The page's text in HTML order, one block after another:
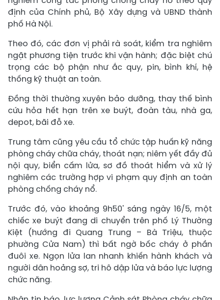
định của Chính phủ, Bộ Xây dựng và UBND thành
phố Hà Nội.
Theo đó, các đơn vị phải rà soát, kiểm tra nghiêm
ngặt phương tiện trước khi vận hành; đặc biệt chú
trọng các bộ phận như ắc quy, pin, bình khí, hệ
thống kỹ thuật an toàn.
Đồng thời thường xuyên bảo dưỡng, thay thế bình
cứu hỏa hết hạn trên xe buýt, đoàn tàu, nhà ga,
depot, bãi đỗ xe.
Trung tâm cũng yêu cầu tổ chức tập huấn kỹ năng
phòng cháy chữa cháy, thoát nạn; niêm yết đầy đủ
nội quy, biển cấm lửa, sơ đồ thoát hiểm và xử lý
nghiêm các trường hợp vi phạm quy định an toàn
phòng chống cháy nổ.
Trước đó, vào khoảng 9h50' sáng ngày 16/5, một
chiếc xe buýt đang di chuyển trên phố Lý Thường
Kiệt (hướng đi Quang Trung – Bà Triệu, thuộc
phường Cửa Nam) thì bất ngờ bốc cháy ở phần
đuôi xe. Ngọn lửa lan nhanh khiến hành khách và
người dân hoảng sợ, tri hô dập lửa và báo lực lượng
chức năng.